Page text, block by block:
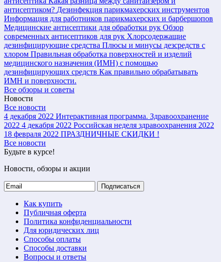
антисептиком? Дезинфекция парикмахерских инструментов
Информация для работников парикмахерских и барбершопов
Медицинские антисептики для обработки рук Обзор
современных антисептиков для рук Хлорсодержащие
дезинфицирующие средства Плюсы и минусы дезсредств с
хлором Правильная обработка поверхностей и изделий
медицинского назначения (ИМН) с помощью
дезинфицирующих средств Как правильно обрабатывать
ИМН и поверхности.
Все обзоры и советы
Новости
Все новости
4 декабря 2022 Интерактивная программа. Здравоохранение
2022 4 декабря 2022 Российская неделя здравоохранения 2022
18 февраля 2022 ПРАЗДНИЧНЫЕ СКИДКИ !
Все новости
Будьте в курсе!
Новости, обзоры и акции
Подписаться
Как купить
Публичная оферта
Политика конфиденциальности
Для юридических лиц
Способы оплаты
Способы доставки
Вопросы и ответы